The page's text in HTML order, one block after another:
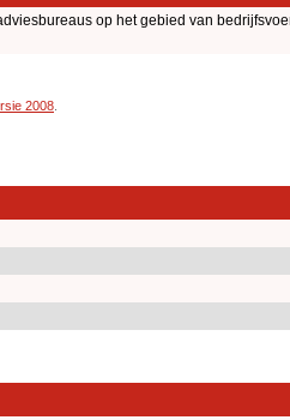
op het gebied van
2008